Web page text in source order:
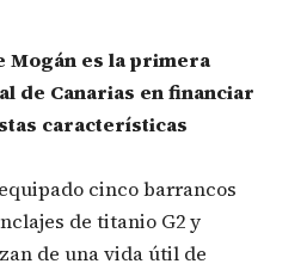
Mogán es la primera
de Canarias en financiar
características
cinco barrancos
de titanio G2 y
de una vida útil de